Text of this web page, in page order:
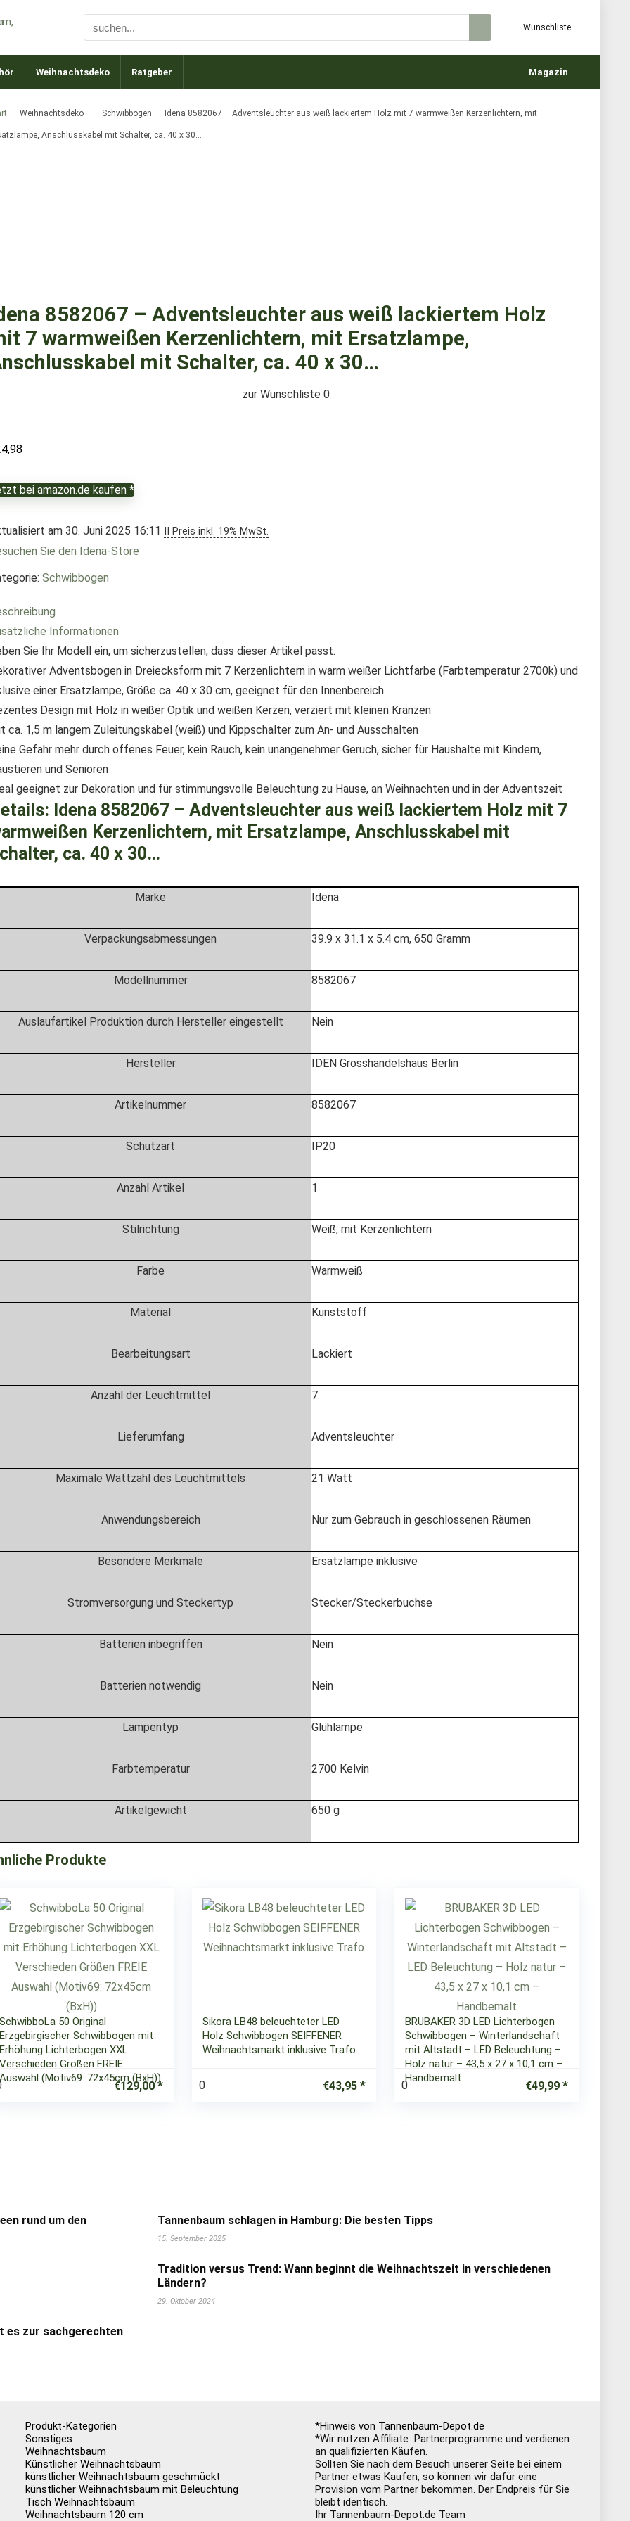
Wunschliste
Weihnachtsdeko Ratgeber Magazin
Weihnachtsdeko Schwibbogen Idena 8582067 – Adventsleuchter aus weiß lackiertem Holz mit 7 warmweißen Kerzenlichtern, mit
Anschlusskabel mit Schalter, ca. 40 x 30…
8582067 – Adventsleuchter aus weiß lackiertem Holz
7 warmweißen Kerzenlichtern, mit Ersatzlampe,
mit Schalter, ca. 40 x 30…
zur Wunschliste 0
bei amazon.de kaufen *
am 30. Juni 2025 16:11 II Preis inkl. 19% MwSt.
Sie den Idena-Store
Schwibbogen
Informationen
Sie Ihr Modell ein, um sicherzustellen, dass dieser Artikel passt.
Adventsbogen in Dreiecksform mit 7 Kerzenlichtern in warm weißer Lichtfarbe (Farbtemperatur 2700k) und
einer Ersatzlampe, Größe ca. 40 x 30 cm, geeignet für den Innenbereich
Design mit Holz in weißer Optik und weißen Kerzen, verziert mit kleinen Kränzen
ca. 1,5 m langem Zuleitungskabel (weiß) und Kippschalter zum An- und Ausschalten
Gefahr mehr durch offenes Feuer, kein Rauch, kein unangenehmer Geruch, sicher für Haushalte mit Kindern,
und Senioren
geeignet zur Dekoration und für stimmungsvolle Beleuchtung zu Hause, an Weihnachten und in der Adventszeit
Idena 8582067 – Adventsleuchter aus weiß lackiertem Holz mit 7
Kerzenlichtern, mit Ersatzlampe, Anschlusskabel mit
ca. 40 x 30…
Marke ‎Idena
Verpackungsabmessungen ‎39.9 x 31.1 x 5.4 cm, 650 Gramm
Modellnummer ‎8582067
Auslaufartikel Produktion durch Hersteller eingestellt ‎Nein
Hersteller ‎IDEN Grosshandelshaus Berlin
Artikelnummer ‎8582067
Schutzart ‎IP20
Anzahl Artikel ‎1
Stilrichtung ‎Weiß, mit Kerzenlichtern
Farbe ‎Warmweiß
Material ‎Kunststoff
Bearbeitungsart ‎Lackiert
Anzahl der Leuchtmittel ‎7
Lieferumfang ‎Adventsleuchter
Maximale Wattzahl des Leuchtmittels ‎21 Watt
Anwendungsbereich ‎Nur zum Gebrauch in geschlossenen Räumen
Besondere Merkmale ‎Ersatzlampe inklusive
Stromversorgung und Steckertyp ‎Stecker/Steckerbuchse
Batterien inbegriffen ‎Nein
Batterien notwendig ‎Nein
Lampentyp ‎Glühlampe
Farbtemperatur ‎2700 Kelvin
Artikelgewicht ‎650 g
Produkte
SchwibboLa 50 Original
Erzgebirgischer Schwibbogen mit
Erhöhung Lichterbogen XXL
Verschieden Größen FREIE
Auswahl (Motiv69: 72x45cm (BxH))
€129,00
Sikora LB48 beleuchteter LED
Holz Schwibbogen SEIFFENER
Weihnachtsmarkt inklusive Trafo
0 €43,95
BRUBAKER 3D LED Lichterbogen
Schwibbogen – Winterlandschaft
mit Altstadt – LED Beleuchtung –
Holz natur – 43,5 x 27 x 10,1 cm –
Handbemalt
0 €49,99
rund um den Tannenbaum schlagen in Hamburg: Die besten Tipps
15. September 2025
Tradition versus Trend: Wann beginnt die Weihnachtszeit in verschiedenen
Ländern?
29. Oktober 2024
es zur sachgerechten
Produkt-Kategorien
Sonstiges
Weihnachtsbaum
Künstlicher Weihnachtsbaum
künstlicher Weihnachtsbaum geschmückt
künstlicher Weihnachtsbaum mit Beleuchtung
Tisch Weihnachtsbaum
Weihnachtsbaum 120 cm
*Hinweis von Tannenbaum-Depot.de
*Wir nutzen Affiliate Partnerprogramme und verdienen
an qualifizierten Käufen.
Sollten Sie nach dem Besuch unserer Seite bei einem
Partner etwas Kaufen, so können wir dafür eine
Provision vom Partner bekommen. Der Endpreis für Sie
bleibt identisch.
Ihr Tannenbaum-Depot.de Team